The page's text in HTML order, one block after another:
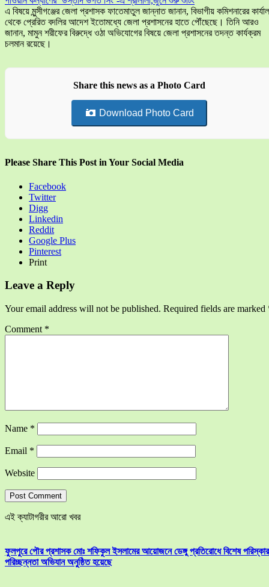
এ বিষয়ে মুন্সীগঞ্জের জেলা প্রশাসক ফাতেমাতুল জান্নাত জানান, বিভাগীয় কমিশনারের
থেকে প্রেরিত বদলির আদেশ ইতোমধ্যে জেলা প্রশাসনের হাতে পৌঁছেছে। তিনি আরও
জানান, মামুন শরীফের বিরুদ্ধে ওঠা অভিযোগের বিষয়ে জেলা প্রশাসনের তদন্ত কার্যক্রম
চলমান রয়েছে।
Share this news as a Photo Card
Download Photo Card
Please Share This Post in Your Social Media
Facebook
Twitter
Digg
Linkedin
Reddit
Google Plus
Pinterest
Print
Leave a Reply
Your email address will not be published. Required fields are marked
Comment *
Name *
Email *
Website
এই ক্যাটাগরীর আরো খবর
ফুলপুরে পৌর প্রশাসক মোঃ শফিকুল ইসলামের আয়োজনে ডেঙ্গু প্রতিরোধে বিশেষ পরিস্কার
পরিচ্ছন্নতা অভিযান অনুষ্ঠিত হয়েছে